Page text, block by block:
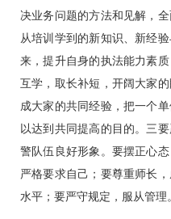
决业务问题的方法和见解，
从培训学到的新知识、新经
来，提升自身的执法能力素
互学，取长补短，开阔大家
成大家的共同经验，把一个
以达到共同提高的目的。三
警队伍良好形象。要摆正心
严格要求自己；要尊重师长
水平；要严守规定，服从管理。